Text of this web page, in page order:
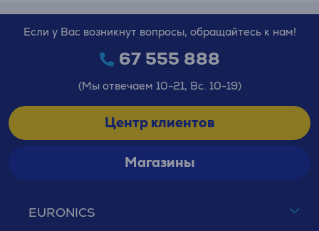
EURONICS
Если у Вас возникнут вопросы, обращайтесь к нам!
67 555 888
(Мы отвечаем 10-21, Вс. 10-19)
Центр клиентов
Магазины